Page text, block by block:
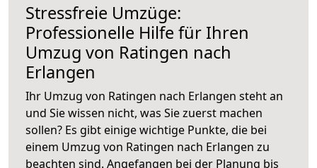
Stressfreie Umzüge:
Professionelle Hilfe für Ihren
Umzug von Ratingen nach
Erlangen
Ihr Umzug von Ratingen nach Erlangen steht an
und Sie wissen nicht, was Sie zuerst machen
sollen? Es gibt einige wichtige Punkte, die bei
einem Umzug von Ratingen nach Erlangen zu
beachten sind. Angefangen bei der Planung bis